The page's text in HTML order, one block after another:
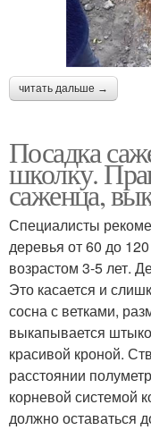
читать дальше →
Посадка
школку.
саженца,
Специалисты
деревья от 60 до
возрастом 3-5 лет.
Это касается и
сосна с ветками,
выкапывается
красивой кроной.
расстоянии
корневой системой
должно оставаться